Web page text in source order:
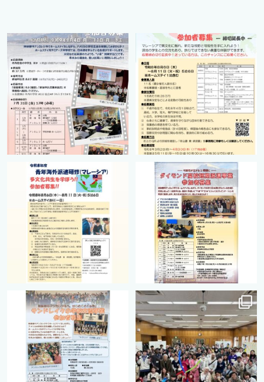
cts.international.friendship
7月 1
cts.international.friendship
4月 16
cts.international.friendship
2月 27
cts.international.friendship
8月 12
cts.international.friendship
8月 12
cts.international.friendship
8月 12